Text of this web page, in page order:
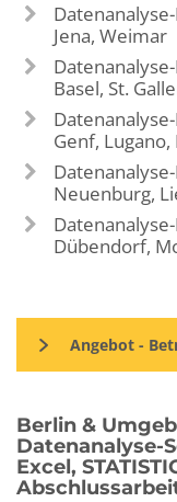
Jena, Weimar
Basel, St.
Genf,
Neuenburg,
Dübendorf,
Angebot -
Berlin &
Datenanalyse-
Excel,